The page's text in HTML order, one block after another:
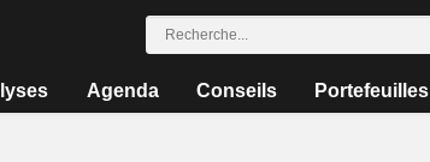
Agenda Conseils Portefeuilles